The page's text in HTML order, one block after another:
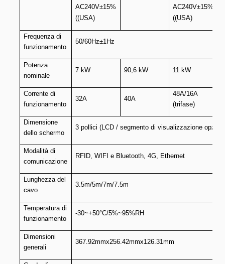
AC240V±15%
((USA)
AC240V±15%
((USA)
Frequenza di
funzionamento
50/60Hz±1Hz
Potenza
nominale
7 kW 90,6 kW 11 kW
Corrente di
funzionamento
32A 40A
48A/16A
(trifase)
Dimensione
dello schermo
3 pollici (LCD / segmento di visualizzazione
Modalità di
comunicazione
RFID, WIFI e Bluetooth, 4G, Ethernet
Lunghezza del
cavo
3.5m/5m/7m/7.5m
Temperatura di
funzionamento
-30~+50°C/5%~95%RH
Dimensioni
generali
367.92mmx256.42mmx126.31mm